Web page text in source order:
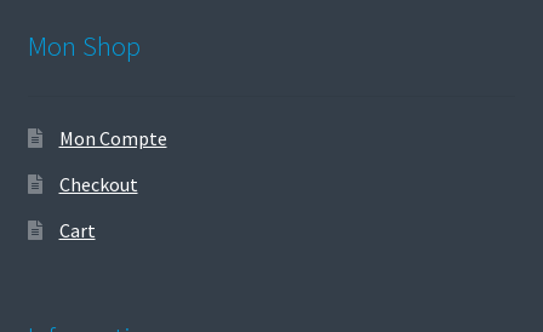
Mon Shop
Mon Compte
Checkout
Cart